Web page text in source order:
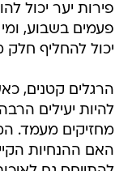
פירות יער יכול
פעמים בשבוע,
יכול להחליף
הרגלים קטנים,
להיות יעילים
מחזיקים מעמד.
האם ההנחיות